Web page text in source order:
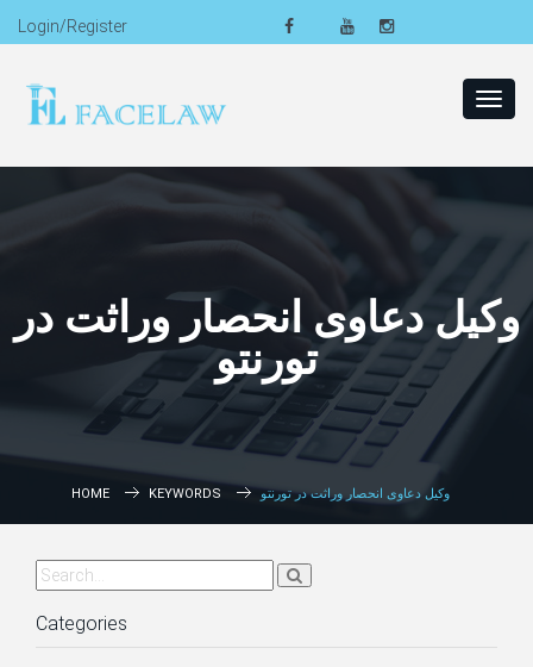
Login/Register
وکیل دعاوی انحصار وراثت در
تورنتو
HOME KEYWORDS وکیل دعاوی انحصار وراثت در تورنتو
Categories